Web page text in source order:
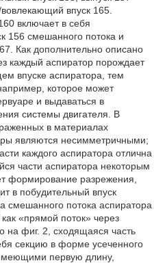
впуск 165.
включает в себя
156 смешанного потока и
Как дополнительно описано
каждый аспиратор порождает
впуске аспиратора, тем
которое может
и выдаваться в
системы двигателя. В
в материалах
являются несимметричными;
каждого аспиратора отлична
части аспиратора некоторым
формирование разрежения,
в побудительный впуск
смешанного потока аспиратора
«прямой поток» через
на фиг. 2, сходящаяся часть
секцию в форме усеченного
первую длину,